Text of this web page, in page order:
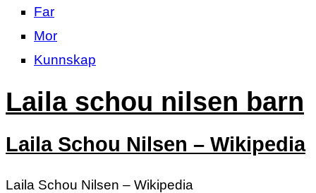
Far
Mor
Kunnskap
Laila schou nilsen barn
Laila Schou Nilsen – Wikipedia
Laila Schou Nilsen – Wikipedia